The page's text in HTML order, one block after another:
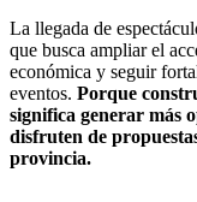
La llegada de
que busca ampliar el
económica y seguir
eventos. Porque
significa generar más
disfruten de
provincia.